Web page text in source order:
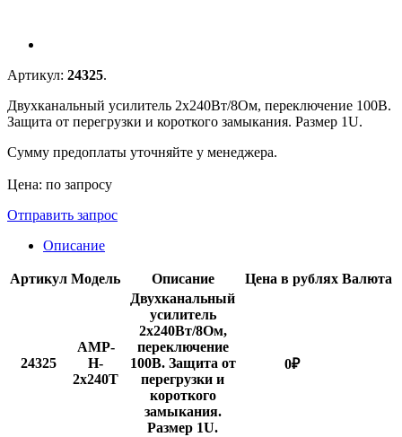
Артикул: 24325.
Двухканальный усилитель 2х240Вт/8Ом, переключение 100В.
Защита от перегрузки и короткого замыкания. Размер 1U.
Сумму предоплаты уточняйте у менеджера.
Цена: по запросу
Отправить запрос
Описание
Артикул Модель Описание Цена в рублях Валюта
24325
AMP-
H-
2x240T
Двухканальный
усилитель
2х240Вт/8Ом,
переключение
100В. Защита от
перегрузки и
короткого
замыкания.
Размер 1U.
0₽